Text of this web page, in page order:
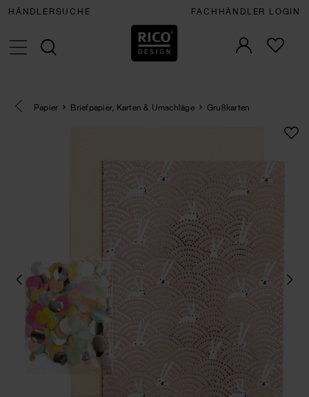
HÄNDLERSUCHE FACHHÄNDLER LOGIN
Eine Kategorie zurück navigieren
Papier Briefpapier, Karten & Umschläge Grußkarten